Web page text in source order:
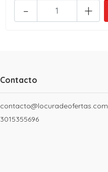
+
-
Contacto
contacto@locuradeofertas.com
3015355696